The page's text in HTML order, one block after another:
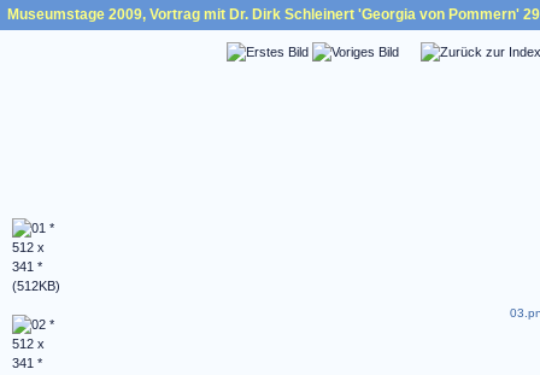
Museumstage 2009, Vortrag mit Dr. Dirk Schleinert 'Georgia von Pommern'